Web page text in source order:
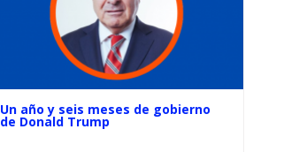
Un año y seis meses de gobierno
de Donald Trump